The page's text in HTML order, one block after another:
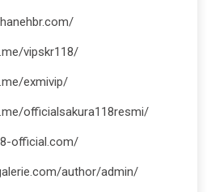
vipskr118/
exmivip/
officialsakura118resmi/
official.com/
author/admin/